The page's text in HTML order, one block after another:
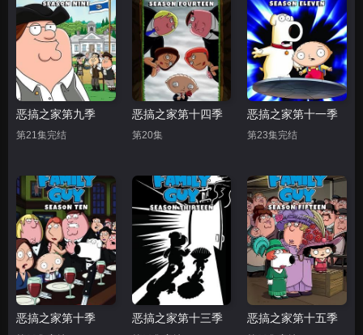
恶搞之家第九季
第21集完结
恶搞之家第十四季
第20集
恶搞之家第十一季
第23集完结
恶搞之家第十季 恶搞之家第十三季 恶搞之家第十五季